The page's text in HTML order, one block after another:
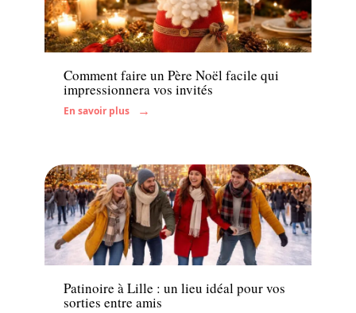
Famille
Comment faire un Père Noël facile qui
impressionnera vos invités
En savoir plus
Famille
Patinoire à Lille : un lieu idéal pour vos
sorties entre amis